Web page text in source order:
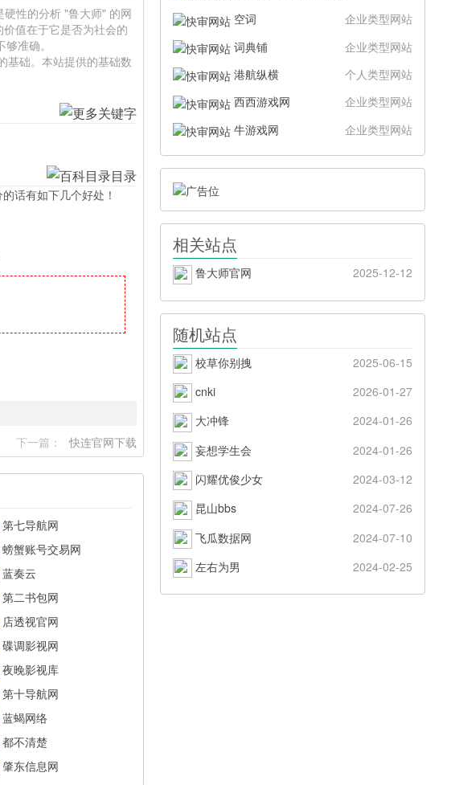
性的分析 "鲁大师" 的网
值在于它是否为社会的
准确。
基础。本站提供的基础数
话有如下几个好处！
下一篇： 快连官网下载
第七导航网
螃蟹账号交易网
蓝奏云
第二书包网
店透视官网
碟调影视网
夜晚影视库
第十导航网
蓝蝎网络
都不清楚
肇东信息网
空词
企业类型网站
词典铺
企业类型网站
港航纵横
个人类型网站
西西游戏网
企业类型网站
牛游戏网
企业类型网站
相关站点
鲁大师官网 2025-12-12
随机站点
校草你别拽
2025-06-15
cnki
2026-01-27
大冲锋
2024-01-26
妄想学生会
2024-01-26
闪耀优俊少女
2024-03-12
昆山bbs
2024-07-26
飞瓜数据网
2024-07-10
左右为男
2024-02-25